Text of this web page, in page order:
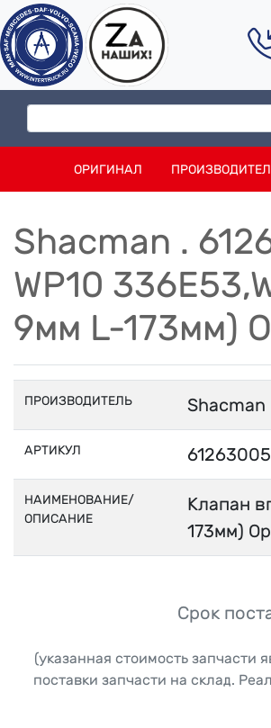
ОРИГИНАЛ
Shacman .
WP10
9мм L-173мм)
ПРОИЗВОДИТЕЛЬ Shacman
АРТИКУЛ
НАИМЕНОВАНИЕ/
ОПИСАНИЕ
Клапан
173мм)
Срок
(указанная стоимость запчасти
поставки запчасти на склад.